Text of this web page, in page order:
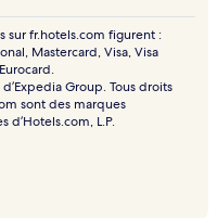
sur fr.hotels.com figurent :
Mastercard, Visa, Visa
Group. Tous droits
sont des marques
d’Hotels.com, L.P.